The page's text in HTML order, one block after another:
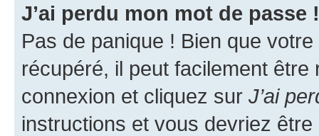
J’ai perdu mon mot de passe !
Pas de panique ! Bien que
récupéré, il peut facilement
connexion et cliquez sur J’ai
instructions et vous devriez